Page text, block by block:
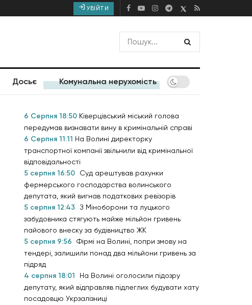
УВІЙТИ
Досьє Комунальна нерухомість
6 Серпня 18:50 Ківерцівський міський голова
передумав визнавати вину в кримінальній справі
6 Серпня 11:11 На Волині директорку
транспортної компанії звільнили від кримінальної
відповідальності
5 серпня 16:50
Суд арештував рахунки
фермерського господарства волинського
депутата, який вигнав податкових ревізорів
5 серпня 12:43 З Міноборони та луцького
забудовника стягують майже мільйон гривень
пайового внеску за будівництво ЖК
5 серпня 9:56
Фірмі на Волині, попри змову на
тендері, залишили понад два мільйони гривень за
підряд
4 серпня 18:01
На Волині оголосили підозру
депутату, який відправляв підлеглих будувати хату
посадовцю Укрзалізниці